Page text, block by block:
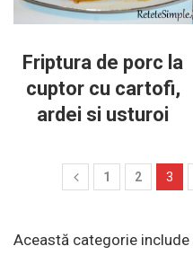
Friptura de porc la
cuptor cu cartofi,
ardei si usturoi
1 2 3
Această categorie